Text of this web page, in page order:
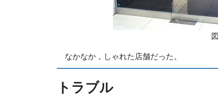
なかなか，しゃれた店舗だった。
トラブル